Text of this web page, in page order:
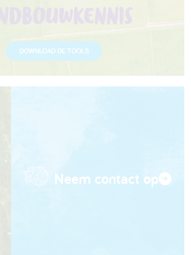
DOWNLOAD DE TOOLS
Neem contact op